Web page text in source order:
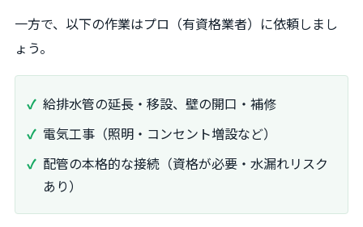
一方で、以下の作業はプロ（有資格業者）に依頼しまし
ょう。
給排水管の延長・移設、壁の開口・補修
電気工事（照明・コンセント増設など）
配管の本格的な接続（資格が必要・水漏れリスク
あり）